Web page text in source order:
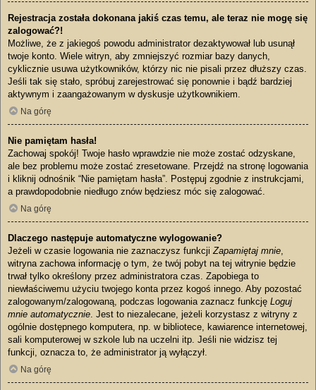
Rejestracja została dokonana jakiś czas temu, ale teraz nie mogę się
zalogować?!
Możliwe, że z jakiegoś powodu administrator dezaktywował lub usunął
twoje konto. Wiele witryn, aby zmniejszyć rozmiar bazy danych,
cyklicznie usuwa użytkowników, którzy nic nie pisali przez dłuższy czas.
Jeśli tak się stało, spróbuj zarejestrować się ponownie i bądź bardziej
aktywnym i zaangażowanym w dyskusje użytkownikiem.
Na górę
Nie pamiętam hasła!
Zachowaj spokój! Twoje hasło wprawdzie nie może zostać odzyskane,
ale bez problemu może zostać zresetowane. Przejdź na stronę logowania
i kliknij odnośnik “Nie pamiętam hasła”. Postępuj zgodnie z instrukcjami,
a prawdopodobnie niedługo znów będziesz móc się zalogować.
Na górę
Dlaczego następuje automatyczne wylogowanie?
Jeżeli w czasie logowania nie zaznaczysz funkcji Zapamiętaj mnie
witryna zachowa informację o tym, że twój pobyt na tej witrynie będzie
trwał tylko określony przez administratora czas. Zapobiega to
niewłaściwemu użyciu twojego konta przez kogoś innego. Aby pozostać
zalogowanym/zalogowaną, podczas logowania zaznacz funkcję Loguj
mnie automatycznie . Jest to niezalecane, jeżeli korzystasz z witryny z
ogólnie dostępnego komputera, np. w bibliotece, kawiarence internetowej,
sali komputerowej w szkole lub na uczelni itp. Jeśli nie widzisz tej
funkcji, oznacza to, że administrator ją wyłączył.
Na górę